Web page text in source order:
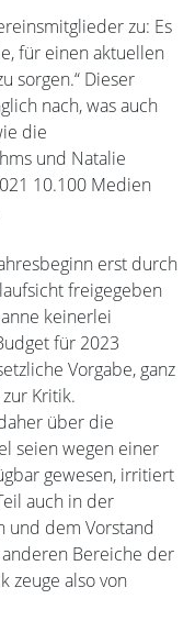
zu: Es
für einen aktuellen
sorgen.“ Dieser
nach, was auch
die
und Natalie
10.100 Medien
erst durch
freigegeben
keinerlei
für 2023
Vorgabe, ganz
Kritik.
über die
seien wegen einer
gewesen, irritiert
auch in der
und dem Vorstand
Bereiche der
zeuge also von